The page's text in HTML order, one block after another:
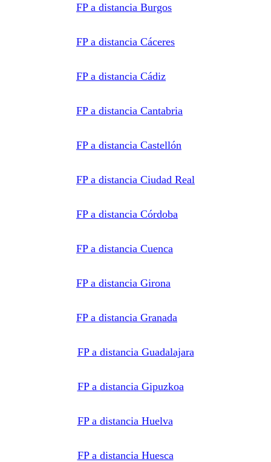
FP a distancia Burgos
FP a distancia Cáceres
FP a distancia Cádiz
FP a distancia Cantabria
FP a distancia Castellón
FP a distancia Ciudad Real
FP a distancia Córdoba
FP a distancia Cuenca
FP a distancia Girona
FP a distancia Granada
FP a distancia Guadalajara
FP a distancia Gipuzkoa
FP a distancia Huelva
FP a distancia Huesca